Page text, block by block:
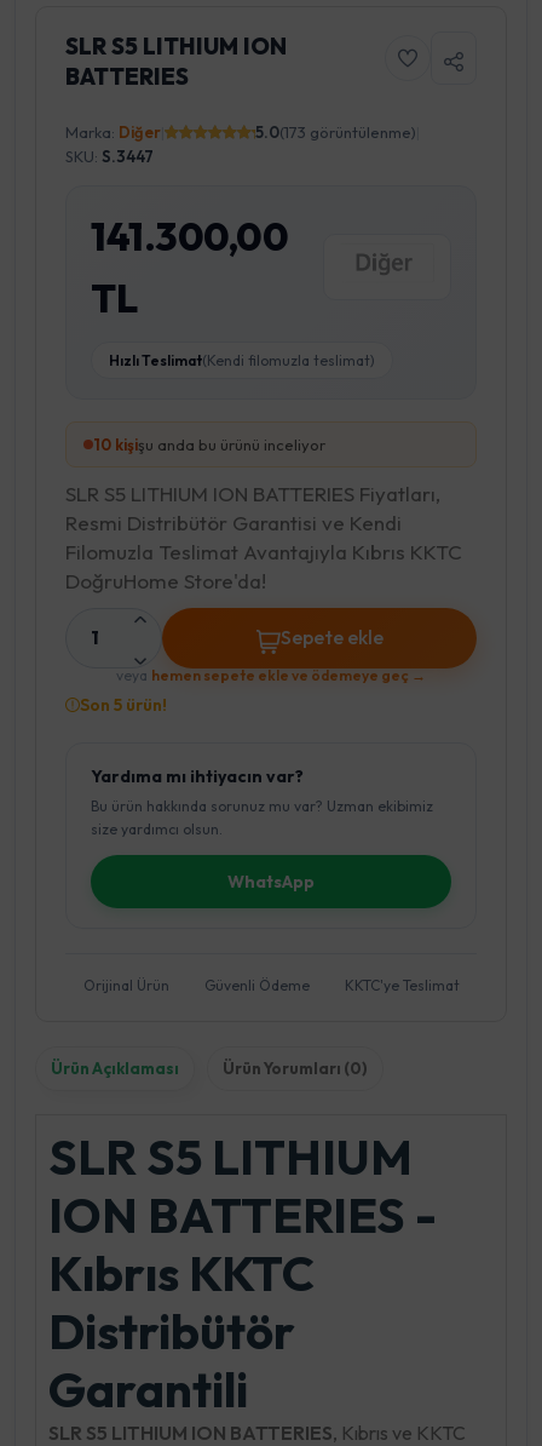
SLR S5 LITHIUM ION
BATTERIES
Marka: Diğer 5.0(173 görüntülenme)
SKU: S.3447
141.300,00
TL
Hızlı Teslimat(Kendi filomuzla teslimat)
10 kişişu anda bu ürünü inceliyor
SLR S5 LITHIUM ION BATTERIES Fiyatları,
Resmi Distribütör Garantisi ve Kendi
Filomuzla Teslimat Avantajıyla Kıbrıs KKTC
DoğruHome Store'da!
1 Sepete ekle
veya hemen sepete ekle ve ödemeye geç →
Son 5 ürün!
Yardıma mı ihtiyacın var?
Bu ürün hakkında sorunuz mu var? Uzman ekibimiz
size yardımcı olsun.
WhatsApp
Orijinal Ürün Güvenli Ödeme KKTC'ye Teslimat
Ürün Açıklaması Ürün Yorumları (0)
SLR S5 LITHIUM
ION BATTERIES -
Kıbrıs KKTC
Distribütör
Garantili
SLR S5 LITHIUM ION BATTERIES, Kıbrıs ve KKTC